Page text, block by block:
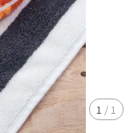
1 / 1